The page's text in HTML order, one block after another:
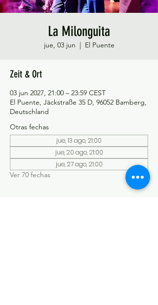
La Milonguita
jue, 03 jun
  |
El Puente
Zeit & Ort
03 jun 2027, 21:00 – 23:59 CEST
El Puente, Jäckstraße 35 D, 96052 Bamberg,
Deutschland
Otras fechas
jue, 13 ago, 21:00
jue, 20 ago, 21:00
jue, 27 ago, 21:00
Ver 70 fechas